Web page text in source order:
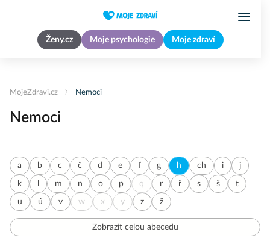
Ženy.cz Moje psychologie Moje zdraví
MojeZdravi.cz Nemoci
Nemoci
a b c č d e f g h ch i j
k m n o p q r ř s š t
u ú v w x y z ž
Zobrazit celou abecedu